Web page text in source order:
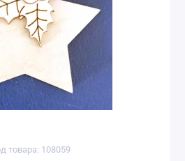
товара: 108059